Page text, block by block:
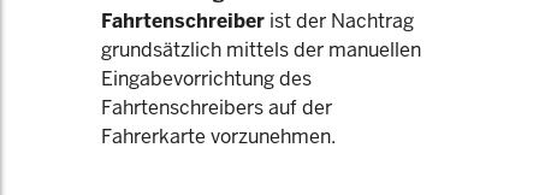
Fahrtenschreiber ist der Nachtrag
grundsätzlich mittels der manuellen
Eingabevorrichtung des
Fahrtenschreibers auf der
Fahrerkarte vorzunehmen.